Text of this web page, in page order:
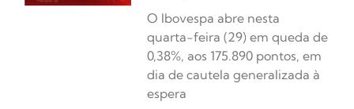
O Ibovespa abre nesta
quarta-feira (29) em queda de
0,38%, aos 175.890 pontos, em
dia de cautela generalizada à
espera